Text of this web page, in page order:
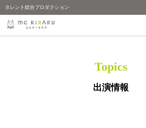
タレント総合プロダクション
Topics
出演情報